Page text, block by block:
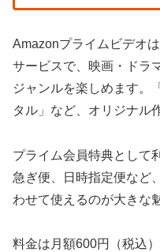
Amazonプライムビデオ
サービスで、映画・ドラ
ジャンルを楽しめます。
タル」など、オリジナル
プライム会員特典として
急ぎ便、日時指定便など
わせて使えるのが大きな
料金は月額600円（税込